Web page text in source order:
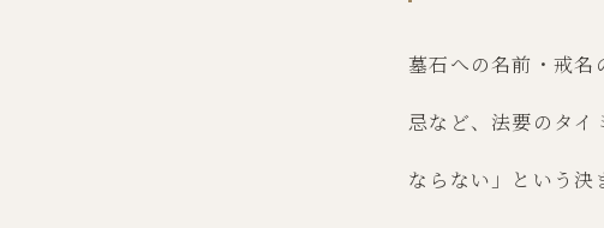
墓石への名前・戒名
忌など、法要のタ
ならない」という決